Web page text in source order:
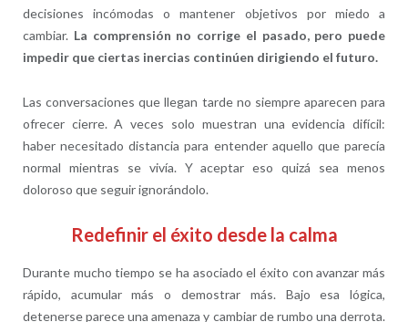
decisiones incómodas o mantener objetivos por miedo a
cambiar. La comprensión no corrige el pasado, pero puede
impedir que ciertas inercias continúen dirigiendo el futuro.
Las conversaciones que llegan tarde no siempre aparecen para
ofrecer cierre. A veces solo muestran una evidencia difícil:
haber necesitado distancia para entender aquello que parecía
normal mientras se vivía. Y aceptar eso quizá sea menos
doloroso que seguir ignorándolo.
Redefinir el éxito desde la calma
Durante mucho tiempo se ha asociado el éxito con avanzar más
rápido, acumular más o demostrar más. Bajo esa lógica,
detenerse parece una amenaza y cambiar de rumbo una derrota.